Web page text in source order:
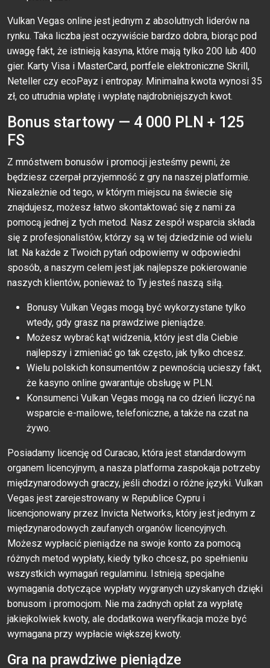
Vulkan Vegas online jest jednym z absolutnych liderów na
rynku. Taka liczba jest oczywiście bardzo dobra, biorąc pod
uwagę fakt, że istnieją kasyna, które mają tylko 200 lub 400
gier. Karty Visa i MasterCard, portfele elektroniczne Skrill,
Neteller czy ecoPayz i entropay. Minimalna kwota wynosi 35
zł, co utrudnia wpłatę i wypłatę najdrobniejszych kwot.
Bonus startowy — 4 000 PLN + 125
FS
Z mnóstwem bonusów i promocji jesteśmy pewni, że
będziesz czerpał przyjemność z gry na naszej platformie.
Niezależnie od tego, w którym miejscu na świecie się
znajdujesz, możesz łatwo skontaktować się z nami za
pomocą jednej z tych metod. Nasz zespół wsparcia składa
się z profesjonalistów, którzy są w tej dziedzinie od wielu
lat. Na każde z Twoich pytań odpowiemy w odpowiedni
sposób, a naszym celem jest jak najlepsze pokierowanie
naszych klientów, ponieważ to Ty jesteś naszą siłą.
Bonusy Vulkan Vegas mogą być wykorzystane tylko
wtedy, gdy grasz na prawdziwe pieniądze.
Możesz wybrać kąt widzenia, który jest dla Ciebie
najlepszy i zmieniać go tak często, jak tylko chcesz.
Wielu polskich konsumentów z pewnością ucieszy fakt,
że kasyno online gwarantuje obsługę w PLN.
Konsumenci Vulkan Vegas mogą na co dzień liczyć na
wsparcie e-mailowe, telefoniczne, a także na czat na
żywo.
Posiadamy licencję od Curacao, która jest standardowym
organem licencyjnym, a nasza platforma zaspokaja potrzeby
międzynarodowych graczy, jeśli chodzi o różne języki. Vulkan
Vegas jest zarejestrowany w Republice Cypru i
licencjonowany przez Invicta Networks, który jest jednym z
międzynarodowych zaufanych organów licencyjnych.
Możesz wypłacić pieniądze na swoje konto za pomocą
różnych metod wypłaty, kiedy tylko chcesz, po spełnieniu
wszystkich wymagań regulaminu. Istnieją specjalne
wymagania dotyczące wypłaty wygranych uzyskanych dzięki
bonusom i promocjom. Nie ma żadnych opłat za wypłatę
jakiejkolwiek kwoty, ale dodatkowa weryfikacja może być
wymagana przy wypłacie większej kwoty.
Gra na prawdziwe pieniądze